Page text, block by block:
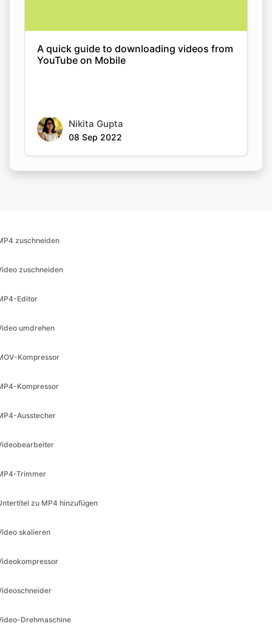
A quick guide to downloading videos from
YouTube on Mobile
Nikita Gupta
08 Sep 2022
zuschneiden
zuschneiden
Editor
umdrehen
Kompressor
Kompressor
Ausstecher
Trimmer
zu MP4 hinzufügen
skalieren
Drehmaschine